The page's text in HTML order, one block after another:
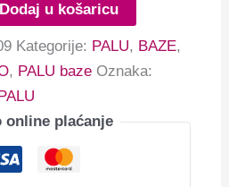
Dodaj u košaricu
Kategorije: PALU, BAZE,
, PALU baze Oznaka:
online plaćanje